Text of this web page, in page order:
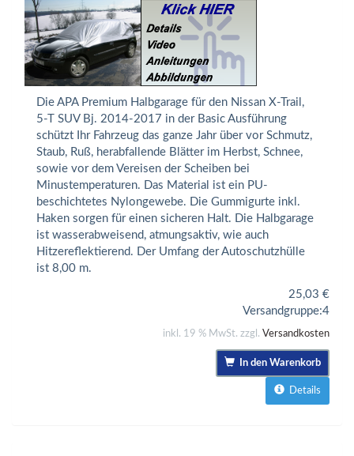
Die APA Premium Halbgarage für den Nissan X-Trail,
5-T SUV Bj. 2014-2017 in der Basic Ausführung
schützt Ihr Fahrzeug das ganze Jahr über vor Schmutz,
Staub, Ruß, herabfallende Blätter im Herbst, Schnee,
sowie vor dem Vereisen der Scheiben bei
Minustemperaturen. Das Material ist ein PU-
beschichtetes Nylongewebe. Die Gummigurte inkl.
Haken sorgen für einen sicheren Halt. Die Halbgarage
ist wasserabweisend, atmungsaktiv, wie auch
Hitzereflektierend. Der Umfang der Autoschutzhülle
ist 8,00 m.
25,03 €
Versandgruppe:4
inkl. 19 % MwSt. zzgl. Versandkosten
In den Warenkorb
Details